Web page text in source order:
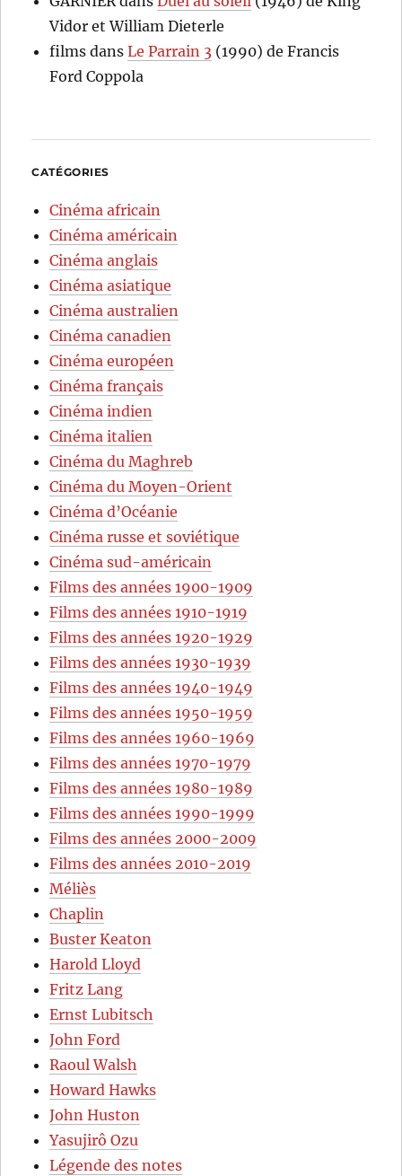
Vidor et William Dieterle
films dansLe Parrain 3 (1990) de Francis
Ford Coppola
CATÉGORIES
Cinéma africain
Cinéma américain
Cinéma anglais
Cinéma asiatique
Cinéma australien
Cinéma canadien
Cinéma européen
Cinéma français
Cinéma indien
Cinéma italien
Cinéma du Maghreb
Cinéma du Moyen-Orient
Cinéma d’Océanie
Cinéma russe et soviétique
Cinéma sud-américain
Films des années 1900-1909
Films des années 1910-1919
Films des années 1920-1929
Films des années 1930-1939
Films des années 1940-1949
Films des années 1950-1959
Films des années 1960-1969
Films des années 1970-1979
Films des années 1980-1989
Films des années 1990-1999
Films des années 2000-2009
Films des années 2010-2019
Méliès
Chaplin
Buster Keaton
Harold Lloyd
Fritz Lang
Ernst Lubitsch
John Ford
Raoul Walsh
Howard Hawks
John Huston
Yasujirô Ozu
Légende des notes